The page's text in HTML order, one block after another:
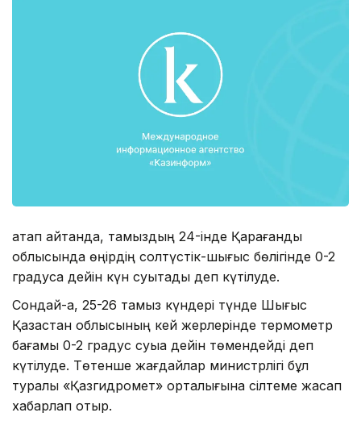
атап айтқанда, тамыздың 24-інде Қарағанды
облысында өңірдің солтүстік-шығыс бөлігінде 0-2
градусқа дейін күн суытады деп күтілуде.
Сондай-ақ, 25-26 тамыз күндері түнде Шығыс
Қазақстан облысының кей жерлерінде термометр
бағамы 0-2 градус суыққа дейін төмендейді деп
күтілуде. Төтенше жағдайлар министрлігі бұл
туралы «Қазгидромет» орталығына сілтеме жасап
хабарлап отыр.